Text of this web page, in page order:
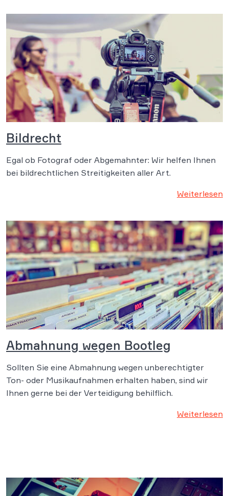
Bildrecht
Egal ob Fotograf oder Abgemahnter: Wir helfen Ihnen
bei bildrechtlichen Streitigkeiten aller Art.
Weiterlesen
Abmahnung wegen Bootleg
Sollten Sie eine Abmahnung wegen unberechtigter
Ton- oder Musikaufnahmen erhalten haben, sind wir
Ihnen gerne bei der Verteidigung behilflich.
Weiterlesen